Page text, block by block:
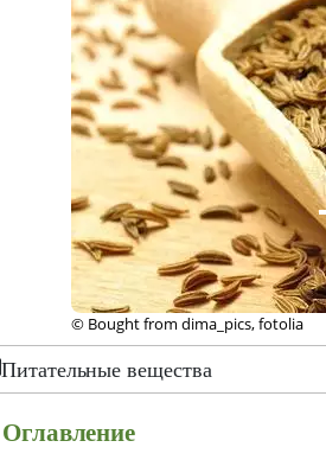
© CC-0 1.0, Slick, Wikipedia
Питательные вещества
Оглавление